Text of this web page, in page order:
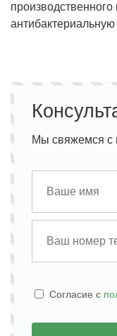
Мы свяжемся с
Cогласие с